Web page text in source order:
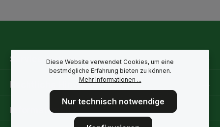
Service-Hotline
Rechtliche Hinweise
Informationen
Diese Website verwendet Cookies, um eine
bestmögliche Erfahrung bieten zu können.
Mehr Informationen ...
Nur technisch notwendige